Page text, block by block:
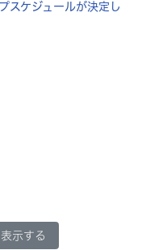
スケジュールが決定し
示する